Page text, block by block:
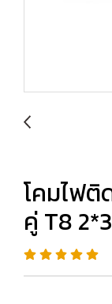
โคมไฟติ
คู่ T8